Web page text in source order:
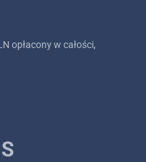
opłacony w całości,